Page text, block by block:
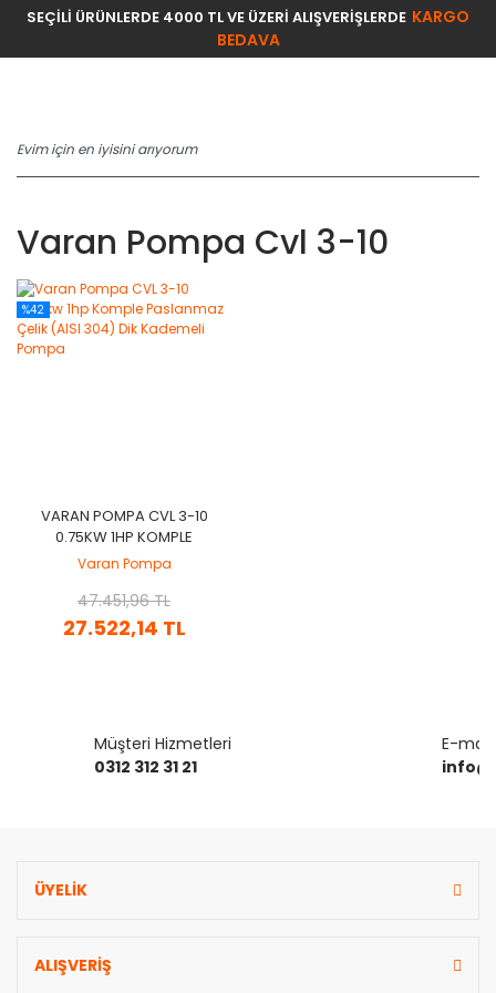
SEÇİLİ ÜRÜNLERDE 4000 TL VE ÜZERİ ALIŞVERİŞLERDE KARGO
BEDAVA
Varan Pompa Cvl 3-10
%42
VARAN POMPA CVL 3-10
0.75KW 1HP KOMPLE
PASLANMAZ ÇELIK (AISI
304) DIK KADEMELI POMPA
Varan Pompa
27.522,14 TL
47.451,96 TL
Müşteri Hizmetleri
0312 312 31 21
E-mail
ÜYELİK
ALIŞVERİŞ